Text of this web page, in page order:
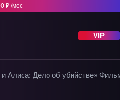
₽ /мес
VIP
и Алиса: Дело об убийстве»